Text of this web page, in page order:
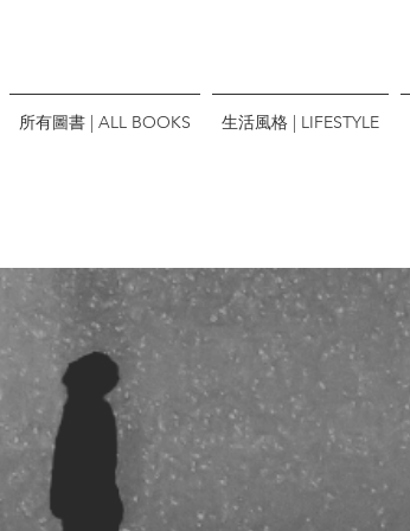
所有圖書 | ALL BOOKS 生活風格 | LIFESTYLE